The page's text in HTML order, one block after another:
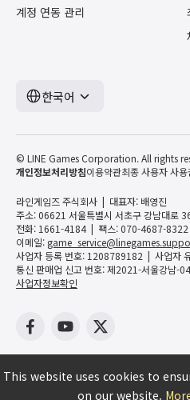
계정 연동 관리
한국어
© LINE Games Corporation. All rights
개인정보처리방침이용약관최종 사용자 사
라인게임즈 주식회사
대표자: 배영진
주소: 06621 서울특별시 서초구 강남대로
전화: 1661-4184
팩스: 070-4687-8322
이메일:
사업자 등록 번호: 1208789182
사업자
통신 판매업 신고 번호: 제2021-서울강남-
사업자정보확인
This website uses cookies to
on our website.